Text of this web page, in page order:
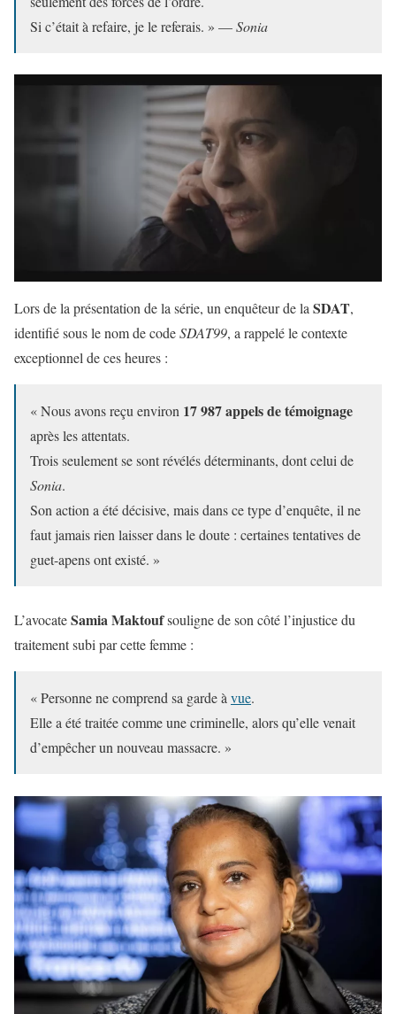
Si c’était à refaire, je le referais. » —Sonia
Lors de la présentation de la série, un enquêteur de laSDAT,
identifié sous le nom de codeSDAT99, a rappelé le contexte
exceptionnel de ces heures :
« Nous avons reçu environ 17 987 appels de témoignage
après les attentats.
Trois seulement se sont révélés déterminants, dont celui de
Sonia.
Son action a été décisive, mais dans ce type d’enquête, il ne
faut jamais rien laisser dans le doute : certaines tentatives de
guet-apens ont existé. »
L’avocateSamia Maktoufsouligne de son côté l’injustice du
traitement subi par cette femme :
« Personne ne comprend sa garde àvue.
Elle a été traitée comme une criminelle, alors qu’elle venait
d’empêcher un nouveau massacre. »